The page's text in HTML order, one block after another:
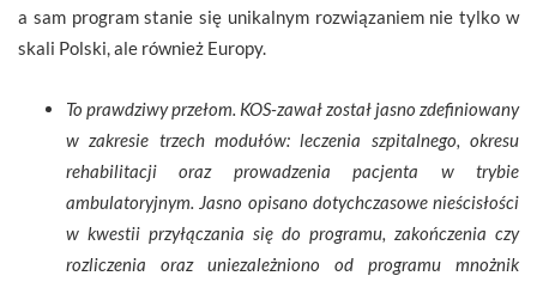
a sam program stanie się unikalnym rozwiązaniem nie tylko w
skali Polski, ale również Europy.
To prawdziwy przełom. KOS-zawał został jasno zdefiniowany
w zakresie trzech modułów: leczenia szpitalnego, okresu
rehabilitacji oraz prowadzenia pacjenta w trybie
ambulatoryjnym. Jasno opisano dotychczasowe nieścisłości
w kwestii przyłączania się do programu, zakończenia czy
rozliczenia oraz uniezależniono od programu mnożnik